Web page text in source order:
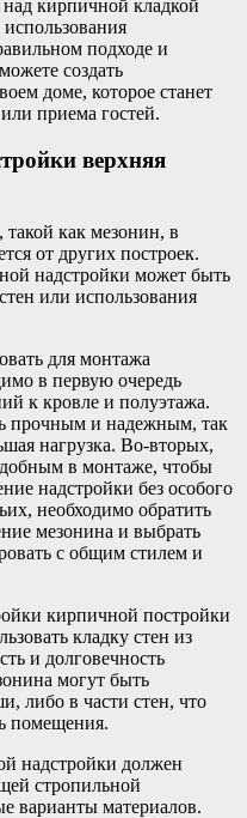
кирпичной кладкой
подходе и
создать
доме, которое станет
приема гостей.
верхняя
как мезонин, в
от других построек.
надстройки может быть
или использования
для монтажа
в первую очередь
к кровле и полуэтажа.
прочным и надежным, так
нагрузка. Во-вторых,
в монтаже, чтобы
надстройки без особого
необходимо обратить
мезонина и выбрать
с общим стилем и
кирпичной постройки
кладку стен из
и долговечность
могут быть
либо в части стен, что
помещения.
надстройки должен
стропильной
варианты материалов.